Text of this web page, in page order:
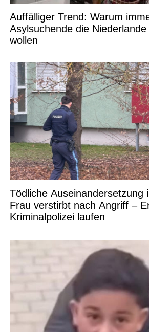
Auffälliger Trend: Warum
Asylsuchende die
wollen
Tödliche Auseinandersetzung
Frau verstirbt nach Angriff –
Kriminalpolizei laufen